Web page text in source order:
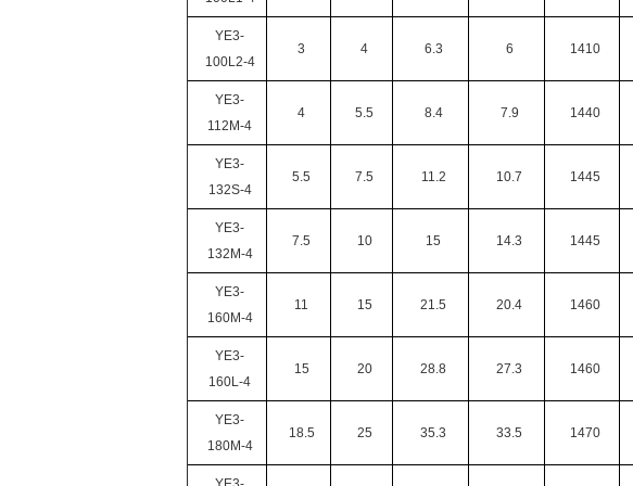
YE3-
100L2-4
3 4 6.3 6 1410
YE3-
112M-4
4 5.5 8.4 7.9 1440
YE3-
132S-4
5.5 7.5 11.2 10.7 1445
YE3-
132M-4
7.5 10 15 14.3 1445
YE3-
160M-4
11 15 21.5 20.4 1460
YE3-
160L-4
15 20 28.8 27.3 1460
YE3-
180M-4
18.5 25 35.3 33.5 1470